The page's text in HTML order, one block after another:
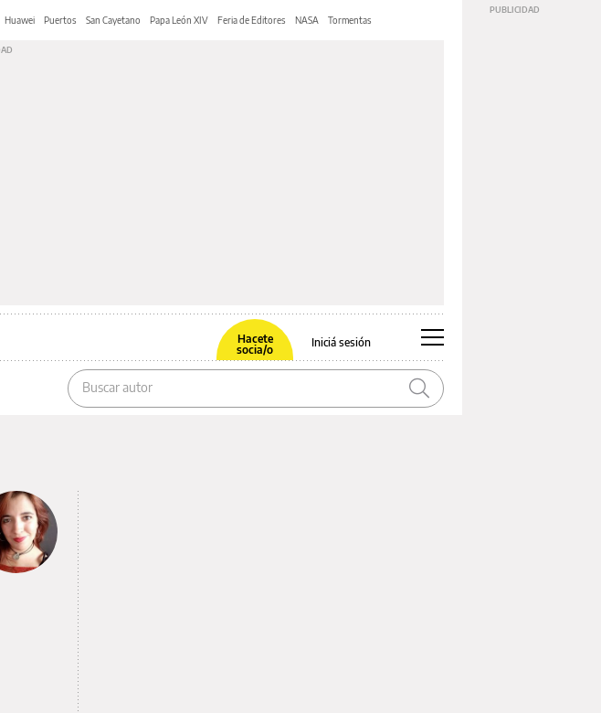
Huawei Puertos San Cayetano Papa León XIV Feria de Editores NASA Tormentas
Hacete
socia/o
Iniciá sesión